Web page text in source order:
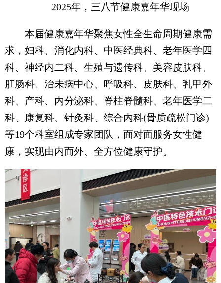
2025年，三八节健康嘉年华现场
本届健康嘉年华聚焦女性全生命周期健康需
求，妇科、消化内科、中医经典科、老年医学四
科、神经内二科、生殖与遗传科、美容皮肤科、
肛肠科、治未病中心、呼吸科、皮肤科、乳甲外
科、产科、内分泌科、脊柱脊髓科、老年医学二
科、康复科、针灸科、综合内科(骨质疏松门诊)
等19个科室组成专家团队，面对面服务女性健
康，实现由内而外、全方位健康守护。